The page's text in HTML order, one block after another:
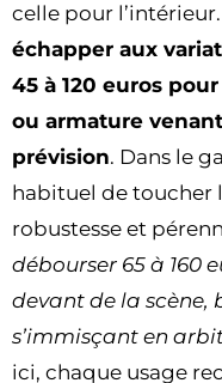
celle pour l’intérieur.
échapper aux
45 à 120 euros
ou armature
prévision. Dans le
habituel de toucher
robustesse et
débourser 65 à 160
devant de la scène,
s’immisçant en
ici, chaque usage